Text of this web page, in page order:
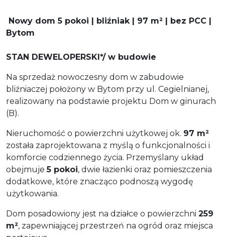
Nowy dom 5 pokoi | bliźniak | 97 m² | bez PCC |
Bytom
STAN DEWELOPERSKI*/ w budowie
Na sprzedaż nowoczesny dom w zabudowie
bliźniaczej położony w Bytom przy ul. Cegielnianej,
realizowany na podstawie projektu Dom w ginurach
(B).
Nieruchomość o powierzchni użytkowej ok. 97 m²
została zaprojektowana z myślą o funkcjonalności i
komforcie codziennego życia. Przemyślany układ
obejmuje5 pokoi, dwie łazienki oraz pomieszczenia
dodatkowe, które znacząco podnoszą wygodę
użytkowania.
Dom posadowiony jest na działce o powierzchni 259
m², zapewniającej przestrzeń na ogród oraz miejsca